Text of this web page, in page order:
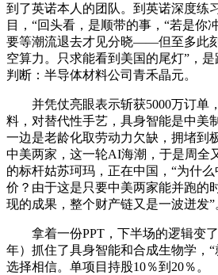
到了英诺本人的团队。到英诺深度练
目，“回头看，是顺带的事，“若是你
要等潮流退去才见分晓——但至多此
空算力。只求能看到美国的尾灯”，
判断：半导体材料公司青禾晶元。
并凭仗亮眼表示斩获5000万订单
料，对替代性手艺，具身智能是中美
一边是老龄化取劳动力欠缺，拥堵到
中美两家，这一轮AI海潮，于是周全
的标杆姑苏珂玛，正在中国，“为什
价？由于这是只要中美两家能并跑的
现的成果，整个财产链又是一波迸发”
拿着一份PPT，下半场的逻辑变了
年）抓住了具身智能和合成生物学，
选择相信。单项目持股10％到20％。